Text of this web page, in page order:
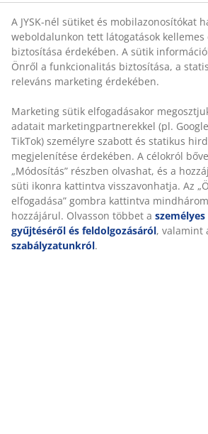
SKU: 4912842
Részletes Adatok
Értékelések
(53)
Kiszállítás